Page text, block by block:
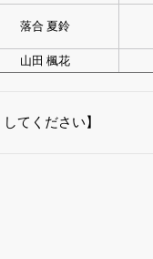
落合 夏鈴
山田 楓花
てください】